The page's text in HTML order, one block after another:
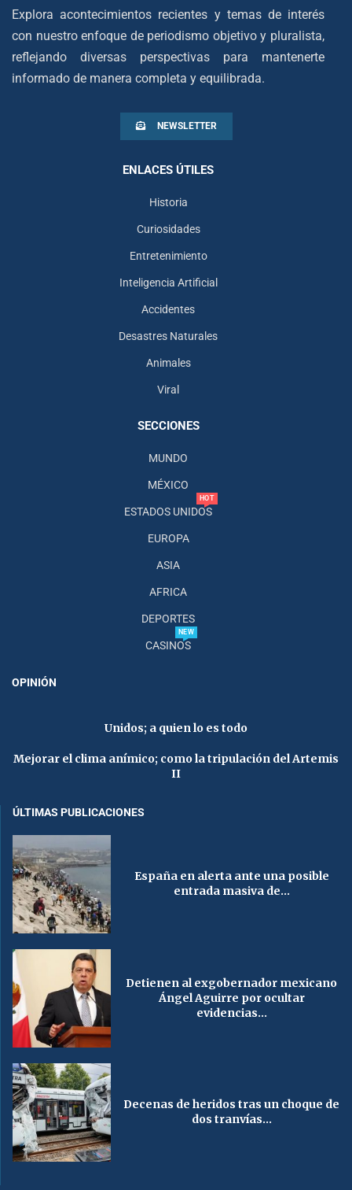
Explora acontecimientos recientes y temas de interés
con nuestro enfoque de periodismo objetivo y pluralista,
reflejando diversas perspectivas para mantenerte
informado de manera completa y equilibrada.
NEWSLETTER
ENLACES ÚTILES
Historia
Curiosidades
Entretenimiento
Inteligencia Artificial
Accidentes
Desastres Naturales
Animales
Viral
SECCIONES
MUNDO
MÉXICO
ESTADOS UNIDOS
HOT
EUROPA
ASIA
AFRICA
DEPORTES
CASINOS
NEW
OPINIÓN
Unidos; a quien lo es todo
Mejorar el clima anímico; como la tripulación del Artemis
II
ÚLTIMAS PUBLICACIONES
España en alerta ante una posible
entrada masiva de...
Detienen al exgobernador mexicano
Ángel Aguirre por ocultar
evidencias...
Decenas de heridos tras un choque de
dos tranvías...